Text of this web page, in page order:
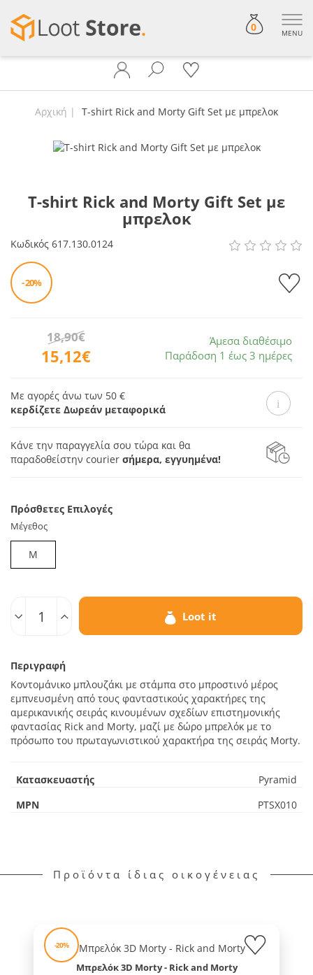
0 MENU
Αρχική T-shirt Rick and Morty Gift Set με μπρελοκ
T-shirt Rick and Morty Gift Set με
μπρελοκ
Κωδικός 617.130.0124
- 20%
15,12€
18,90€
Άμεσα διαθέσιμο
Παράδοση 1 έως 3 ημέρες
Με αγορές άνω των 50 €
κερδίζετε Δωρεάν μεταφορικά
Κάνε την παραγγελία σου τώρα και θα
παραδοθείστην courier σήμερα, εγγυημένα!
Πρόσθετες Επιλογές
Μέγεθος
M
Loot it
Περιγραφή
Κοντομάνικο μπλουζάκι με στάμπα στο μπροστινό μέρος
εμπνευσμένη από τους φανταστικούς χαρακτήρες της
αμερικανικής σειράς κινουμένων σχεδίων επιστημονικής
φαντασίας Rick and Morty, μαζί με δώρο μπρελόκ με το
πρόσωπο του πρωταγωνιστικού χαρακτήρα της σειράς Morty.
Κατασκευαστής
Pyramid
MPN
PTSX010
Προϊόντα ίδιας οικογένειας
-20%
Μπρελόκ 3D Morty - Rick and Morty